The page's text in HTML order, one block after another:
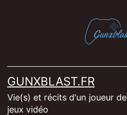
GUNXBLAST.FR
Vie(s) et récits d'un joueur de
jeux vidéo